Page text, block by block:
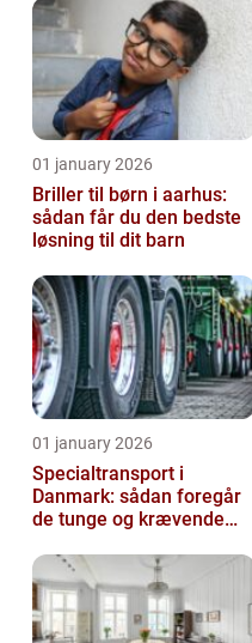
01 january 2026
Briller til børn i aarhus:
sådan får du den bedste
løsning til dit barn
01 january 2026
Specialtransport i
Danmark: sådan foregår
de tunge og krævende